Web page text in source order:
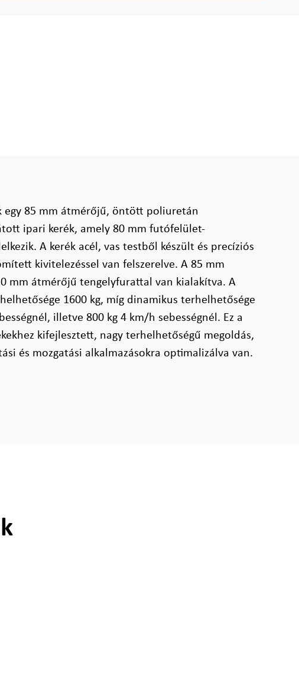
egy 85 mm átmérőjű, öntött poliuretán
ipari kerék, amely 80 mm futófelület-
A kerék acél, vas testből készült és precíziós
kivitelezéssel van felszerelve. A 85 mm
mm átmérőjű tengelyfurattal van kialakítva. A
1600 kg, míg dinamikus terhelhetősége
illetve 800 kg 4 km/h sebességnél. Ez a
kifejlesztett, nagy terhelhetőségű megoldás,
és mozgatási alkalmazásokra optimalizálva van.